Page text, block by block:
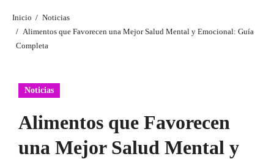
Inicio
Noticias
Alimentos que Favorecen una Mejor Salud Mental y Emocional: Guía
Completa
Noticias
Alimentos que Favorecen
una Mejor Salud Mental y